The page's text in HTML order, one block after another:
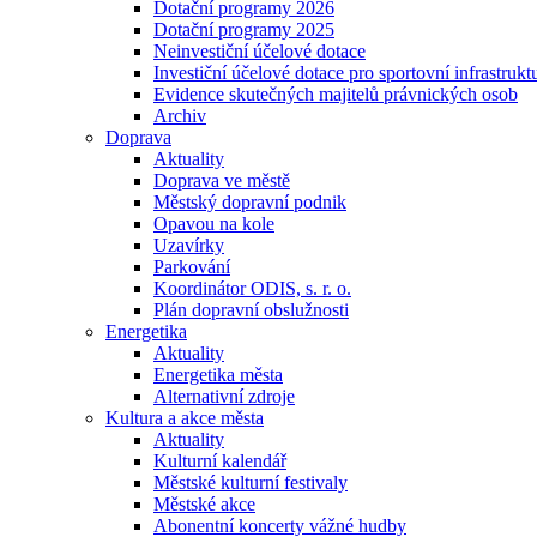
Dotační programy 2026
Dotační programy 2025
Neinvestiční účelové dotace
Investiční účelové dotace pro sportovní
Evidence skutečných majitelů právnických osob
Archiv
Doprava
Aktuality
Doprava ve městě
Městský dopravní podnik
Opavou na kole
Uzavírky
Parkování
Koordinátor ODIS, s. r. o.
Plán dopravní obslužnosti
Energetika
Aktuality
Energetika města
Alternativní zdroje
Kultura a akce města
Aktuality
Kulturní kalendář
Městské kulturní festivaly
Městské akce
Abonentní koncerty vážné hudby